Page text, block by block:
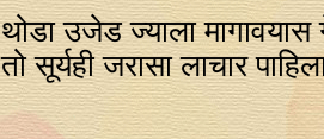
थोडा उजेड ज्याला मागावयास
तो सूर्यही जरासा लाचार